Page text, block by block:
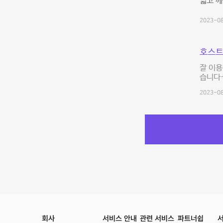
2023-
호스
잘 이
습니다
2023-
회사 서비스 안내 관련 서비스 파트너쉽